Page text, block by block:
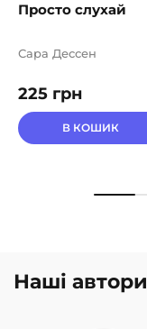
Просто слухай
225 грн
Сара Дессен
В КОШИК
Наші автори